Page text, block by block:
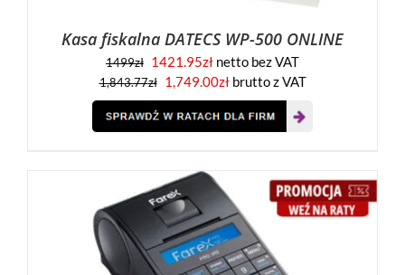
Kasa fiskalna DATECS WP-500 ONLINE
1499zł 1421.95zł netto bez VAT
1,843.77zł 1,749.00złbrutto z VAT